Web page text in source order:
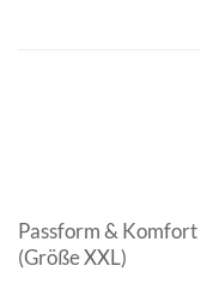
Passform & Komfort
(Größe XXL)